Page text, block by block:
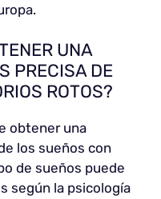
UNA
PRECISA DE
ROTOS?
obtener una
los sueños con
de sueños puede
según la psicología